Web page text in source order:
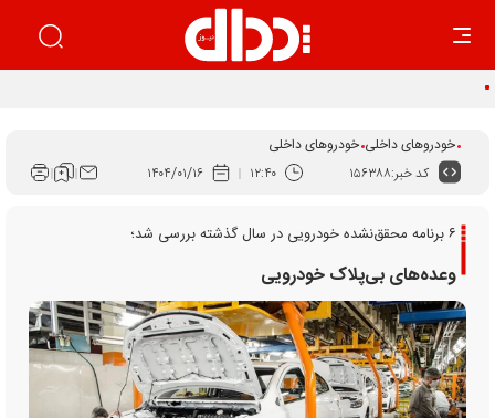
خودروهای داخلی خودروهای داخلی
کد خبر:۱۵۶۳۸۸ ۱۲:۴۰ ۱۴۰۴/۰۱/۱۶
۶ برنامه محقق‌نشده خودرویی در سال گذشته بررسی شد؛
وعده‌های بی‌پلاک خودرویی